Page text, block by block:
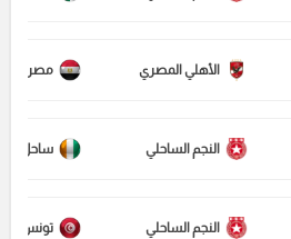
الأهلي المصري مصر
النجم الساحلي ساحل
النجم الساحلي تونس